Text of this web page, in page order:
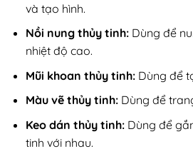
và tạo hình.
Nồi nung thủy tinh:Dùng để
nhiệt độ cao.
Mũi khoan thủy tinh:Dùng để
Màu vẽ thủy tinh:Dùng để
Keo dán thủy tinh:Dùng để
tinh với nhau.